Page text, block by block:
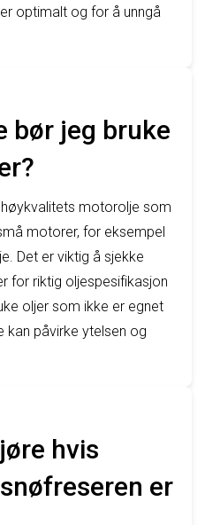
optimalt og for å unngå
bør jeg bruke
motorolje som
motorer, for eksempel
Det er viktig å sjekke
for riktig oljespesifikasjon
oljer som ikke er egnet
påvirke ytelsen og
hvis
er